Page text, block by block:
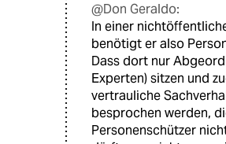
@Don Geraldo:
In einer
benötigt er also
Dass dort nur
Experten) sitzen und
vertrauliche
besprochen werden,
Personenschützer